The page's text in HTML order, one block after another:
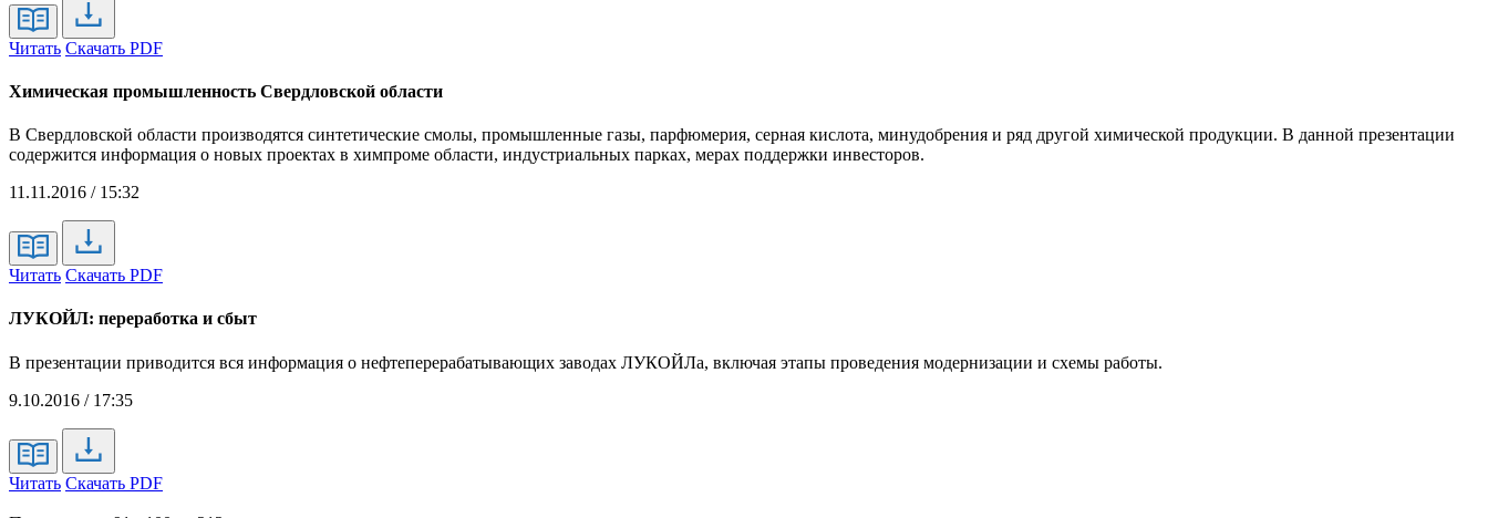
Читать Скачать PDF
Химическая промышленность Свердловской области
В Свердловской области производятся синтетические смолы, промышленные газы, парфюмерия, серная кислота, минудобрения и ряд другой химической продукции. В данной презентации
содержится информация о новых проектах в химпроме области, индустриальных парках, мерах поддержки инвесторов.
11.11.2016 / 15:32
Читать Скачать PDF
ЛУКОЙЛ: переработка и сбыт
В презентации приводится вся информация о нефтеперерабатывающих заводах ЛУКОЙЛа, включая этапы проведения модернизации и схемы работы.
9.10.2016 / 17:35
Читать Скачать PDF